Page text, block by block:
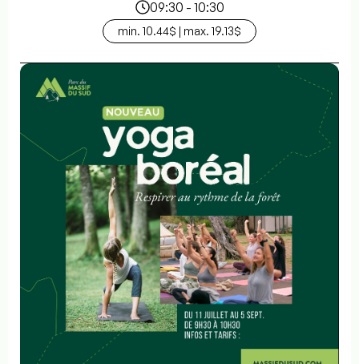
09:30 - 10:30
min. 10.44$ | max. 19.13$